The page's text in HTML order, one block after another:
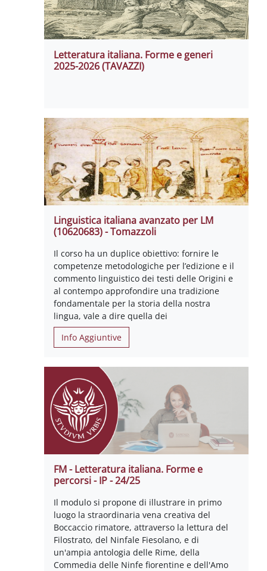
Letteratura italiana. Forme e generi
2025-2026 (TAVAZZI)
Linguistica italiana avanzato per LM
(10620683) - Tomazzoli
Il corso ha un duplice obiettivo: fornire le
competenze metodologiche per l’edizione e il
commento linguistico dei testi delle Origini e
al contempo approfondire una tradizione
fondamentale per la storia della nostra
lingua, vale a dire quella dei
Info Aggiuntive
FM - Letteratura italiana. Forme e
percorsi - IP - 24/25
Il modulo si propone di illustrare in primo
luogo la straordinaria vena creativa del
Boccaccio rimatore, attraverso la lettura del
Filostrato, del Ninfale Fiesolano, e di
un'ampia antologia delle Rime, della
Commedia delle Ninfe fiorentine e dell'Amo